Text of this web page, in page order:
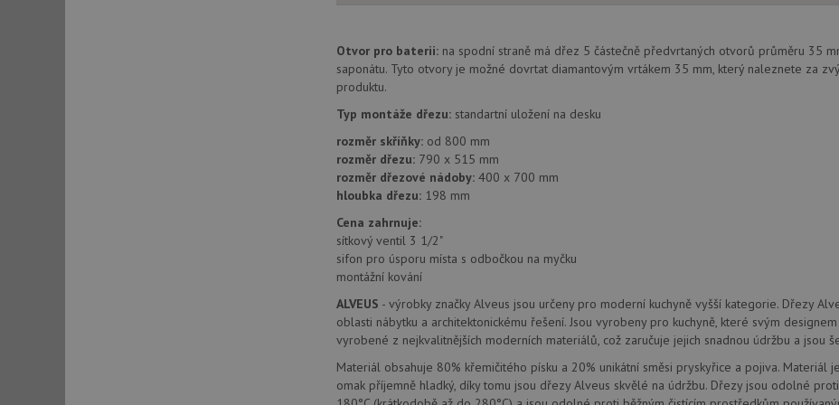
Otvor pro baterii: na spodní straně má dřez 5 částečně předvrtaných otvorů průměru 35
saponátu. Tyto otvory je možné dovrtat diamantovým vrtákem 35 mm, který naleznete za
produktu.
Typ montáže dřezu: standartní uložení na desku
rozměr skříňky: od 800 mm
rozměr dřezu: 790 x 515 mm
rozměr dřezové nádoby: 400 x 700 mm
hloubka dřezu: 198 mm
Cena zahrnuje:
sítkový ventil 3 1/2"
sifon pro úsporu místa s odbočkou na myčku
montážní kování
ALVEUS - výrobky značky Alveus jsou určeny pro moderní kuchyně vyšší kategorie. Dřezy
oblasti nábytku a architektonickému řešení. Jsou vyrobeny pro kuchyně, které svým
vyrobené z nejkvalitnějších moderních materiálů, což zaručuje jejich snadnou údržbu a jsou
Materiál obsahuje 80% křemičitého písku a 20% unikátní směsi pryskyřice a pojiva.
omak příjemně hladký, díky tomu jsou dřezy Alveus skvělé na údržbu. Dřezy jsou odolné
.seznam.cz
4 týdny 2
dny
Toto je velmi běžný název souboru cookie, ale
nalezen jako soubor cookie relace, bude
použit jako pro správu stavu relace.
dny
test_cookie
Google LLC
.doubleclick.net
_gcl_au
.alveus-drezy.cz
__Secure-ROLLOUT_TOKEN
.youtube.com
6 měsíců
VISITOR_INFO1_LIVE
Google LLC
6 měsíců
Tento soubor cookie nastavuje Youtube ke
uživatelských předvoleb pro videa Youtube
webů; může také určit, zda návštěvník webu
nebo starou verzi rozhraní Youtube.